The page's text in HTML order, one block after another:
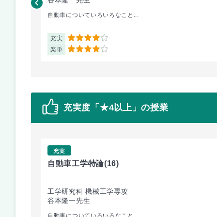
自動車についていろいろなこと...
充実 4
楽単 4
充実度「★4以上」の授業
充実
自動車工学特論(16)
工学研究科 機械工学専攻
谷本隆一先生
自動車についていろいろなこと...